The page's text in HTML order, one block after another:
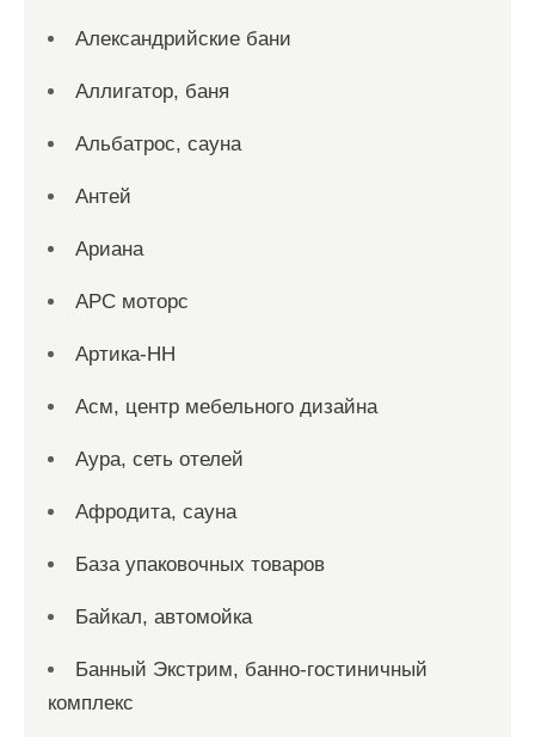
Александрийские бани
Аллигатор, баня
Альбатрос, сауна
Антей
Ариана
АРС моторс
Артика-НН
Асм, центр мебельного дизайна
Аура, сеть отелей
Афродита, сауна
База упаковочных товаров
Байкал, автомойка
Банный Экстрим, банно-гостиничный
комплекс